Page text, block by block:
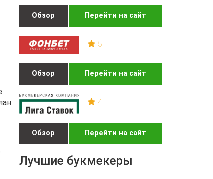
Обзор Перейти на сайт
5
Обзор Перейти на сайт
4
Обзор Перейти на сайт
Лучшие букмекеры